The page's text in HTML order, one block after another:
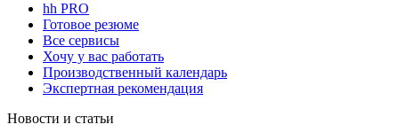
hh PRO
Готовое резюме
Все сервисы
Хочу у вас работать
Производственный календарь
Экспертная рекомендация
Новости и статьи